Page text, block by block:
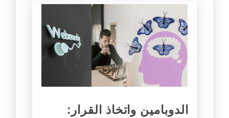
الدوبامين واتخاذ القرار: